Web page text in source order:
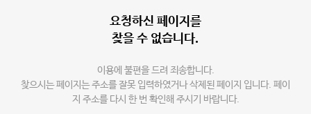
요청하신 페이지를
찾을 수 없습니다.
이용에 불편을 드려 죄송합니다.
찾으시는 페이지는 주소를 잘못 입력하였거나 삭제된 페이지 입니다. 페이
지 주소를 다시 한 번 확인해 주시기 바랍니다.